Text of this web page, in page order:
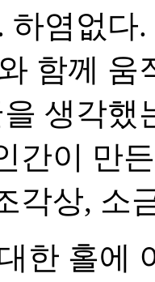
하염없다
함께 움
생각했
간이 만
각상, 소
한 홀에